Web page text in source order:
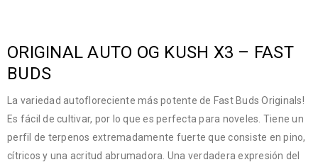
ORIGINAL AUTO OG KUSH X3 – FAST
BUDS
La variedad autofloreciente más potente de Fast Buds Originals!
Es fácil de cultivar, por lo que es perfecta para noveles. Tiene un
perfil de terpenos extremadamente fuerte que consiste en pino,
cítricos y una acritud abrumadora. Una verdadera expresión del